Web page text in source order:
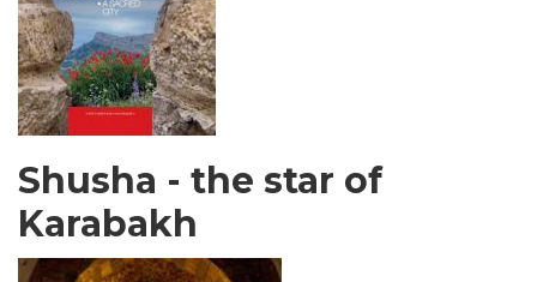
Shusha - the star of
Karabakh